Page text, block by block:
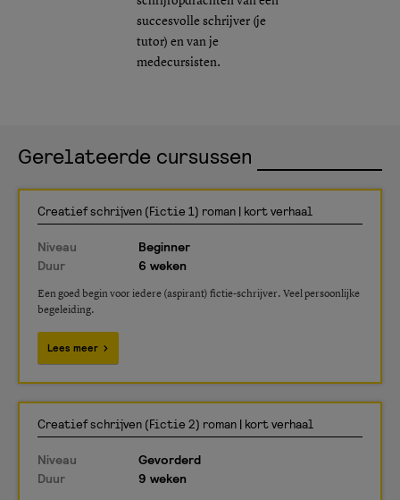
succesvolle schrijver (je
tutor) en van je
medecursisten.
Gerelateerde cursussen
Creatief schrijven (Fictie 1) roman | kort verhaal
Niveau
Beginner
Duur
6 weken
Een goed begin voor iedere (aspirant) fictie-schrijver. Veel persoonlijke
begeleiding.
Lees meer
Creatief schrijven (Fictie 2) roman | kort verhaal
Niveau
Gevorderd
Duur
9 weken